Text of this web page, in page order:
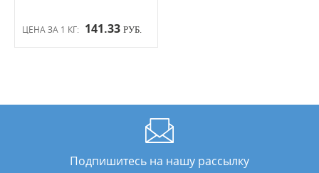
ЦЕНА ЗА 1 КГ: 141.33 РУБ.
Подпишитесь на нашу рассылку